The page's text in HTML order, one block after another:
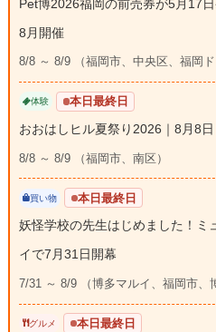
Pet博2026福岡の前売券が5月17
8月開催
8/8 ～ 8/9 （福岡市、中央区、福岡ド
体験 本日最終日
おおはしヒル夏祭り2026｜8月8
8/8 ～ 8/9 （福岡市、南区）
買い物 本日最終日
妖怪学校の先生はじめました！ミ
イで7月31日開幕
7/31 ～ 8/9 （博多マルイ、福岡市、
グルメ 本日最終日